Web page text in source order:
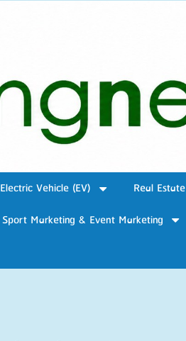
Electric Vehicle (EV) Real Estate
Sport Marketing & Event Marketing